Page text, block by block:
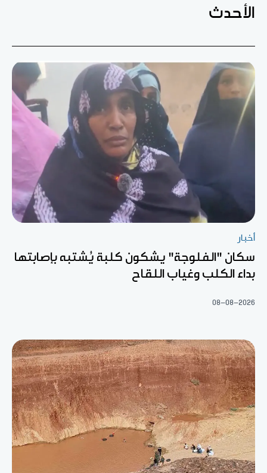
الأحدث
أخبار
سكان "الفلوجة" يشكون كلبة يُشتبه بإصابتها
بداء الكلب وغياب اللقاح
08-08-2026